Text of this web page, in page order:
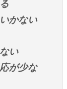
かない
い
が少な